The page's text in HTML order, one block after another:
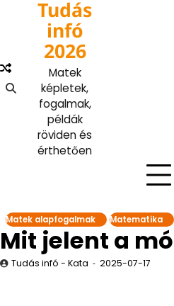
Tudás
infó
2026
Matek
képletek,
fogalmak,
példák
röviden és
érthetően
Matek alapfogalmak Matematika
Mit jelent a
Tudás infó - Kata 2025-07-17